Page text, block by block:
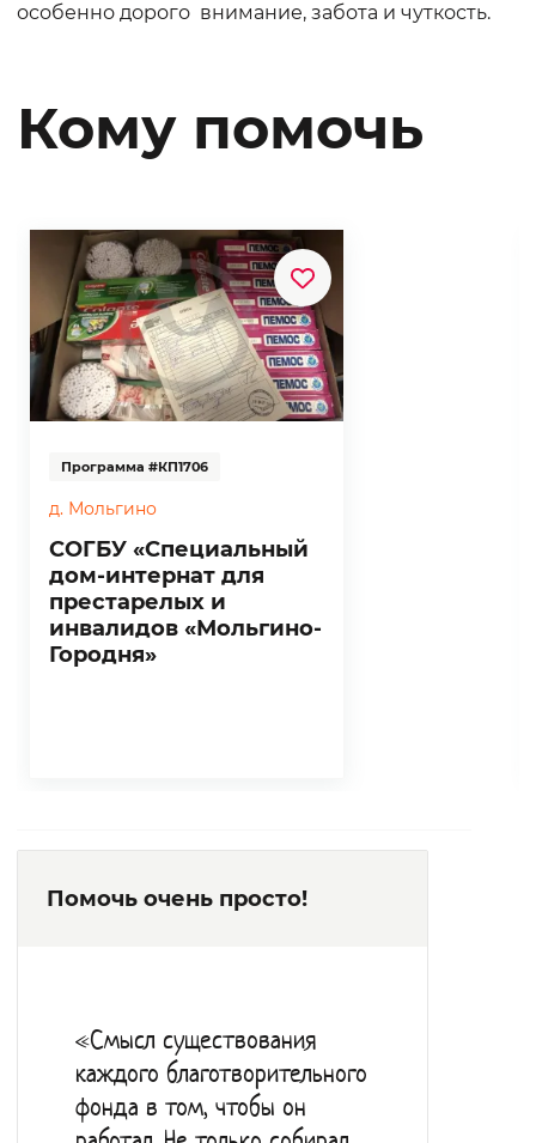
особенно дорого внимание, забота и чуткость.
Кому помочь
Программа #КП1706
д. Мольгино
СОГБУ «Специальный
дом-интернат для
престарелых и
инвалидов «Мольгино-
Городня»
Помочь очень просто!
«Смысл существования
каждого благотворительного
фонда в том, чтобы он